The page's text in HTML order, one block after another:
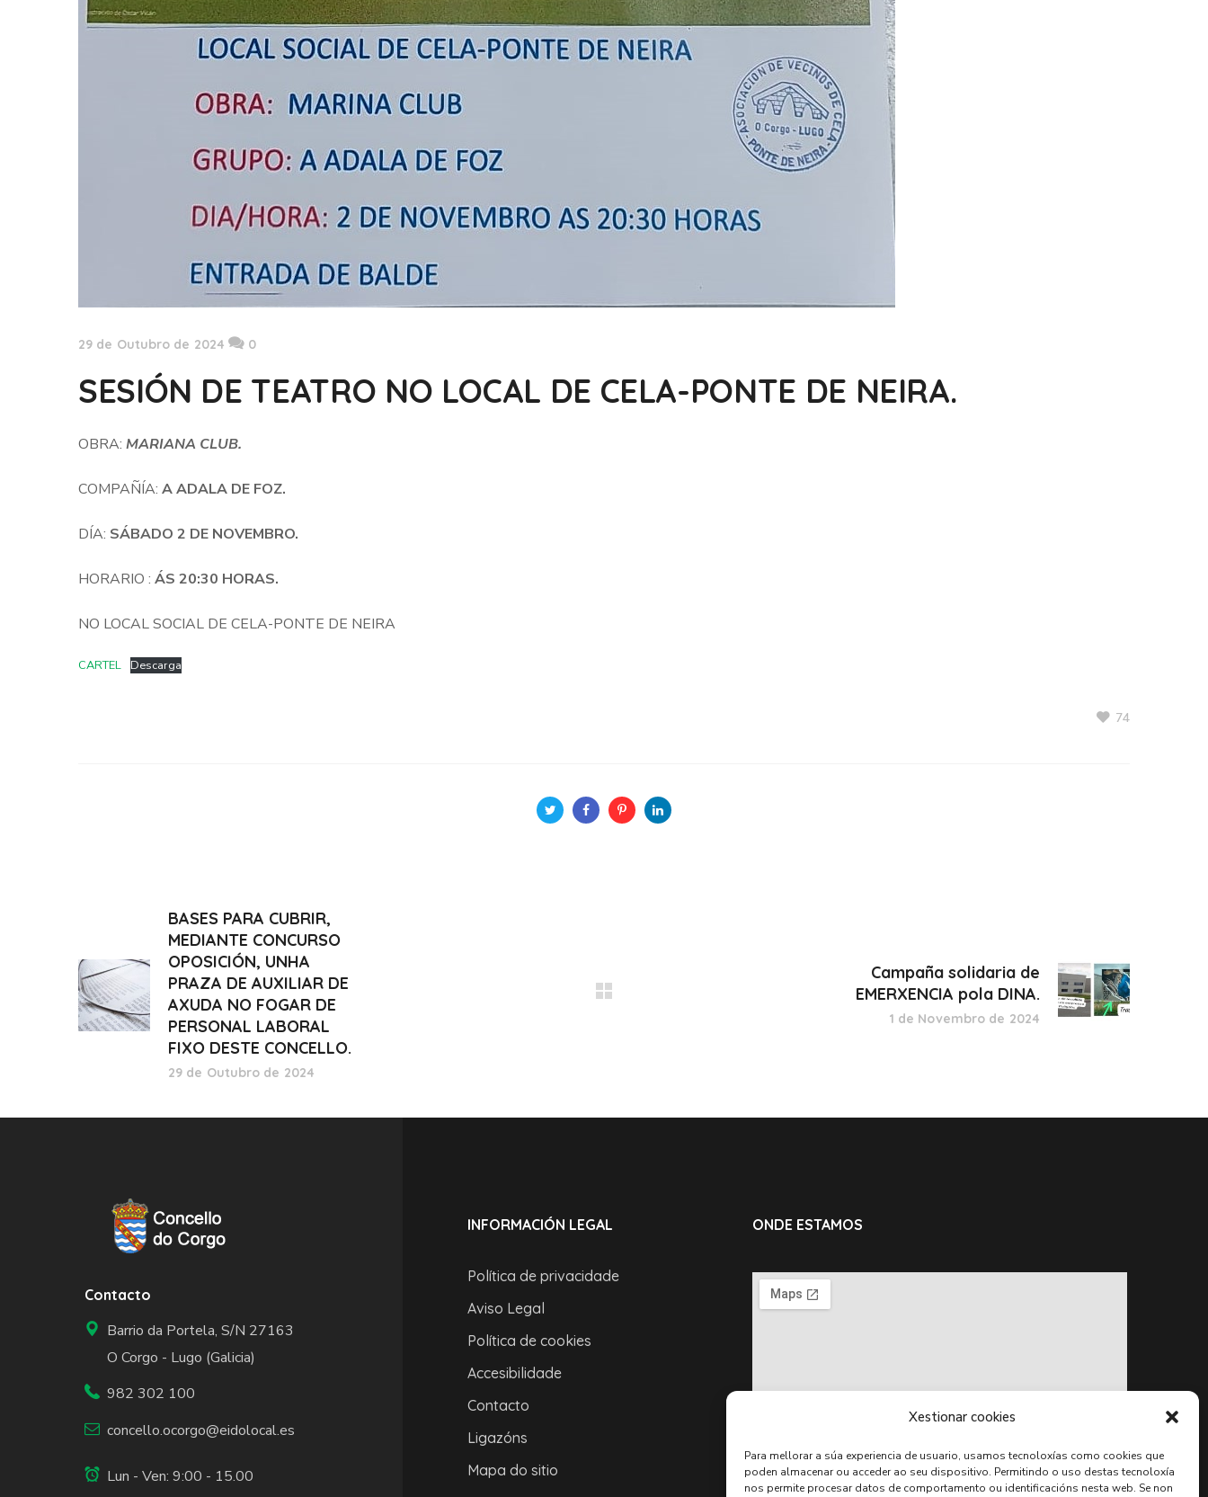
Xestionar cookies
Para mellorar a súa experiencia de usuario, usamos tecnoloxías como cookies que
poden almacenar ou acceder ao seu dispositivo. Permitindo o uso destas tecnoloxía
nos permite procesar datos de comportamento ou identificacións nesta web. Se non
29 de Outubro de 2024 0
SESIÓN DE TEATRO NO LOCAL DE CELA-PONTE DE NEIRA.
OBRA: MARIANA CLUB.
COMPAÑÍA: A ADALA DE FOZ.
DÍA: SÁBADO 2 DE NOVEMBRO.
HORARIO : ÁS 20:30 HORAS.
NO LOCAL SOCIAL DE CELA-PONTE DE NEIRA
CARTEL Descarga
74
BASES PARA CUBRIR,
MEDIANTE CONCURSO
OPOSICIÓN, UNHA
PRAZA DE AUXILIAR DE
AXUDA NO FOGAR DE
PERSONAL LABORAL
FIXO DESTE CONCELLO.
29 de Outubro de 2024
Campaña solidaria de
EMERXENCIA pola DINA.
1 de Novembro de 2024
Contacto
Barrio da Portela, S/N 27163
O Corgo - Lugo (Galicia)
982 302 100
concello.ocorgo@eidolocal.es
Lun - Ven: 9:00 - 15.00
INFORMACIÓN LEGAL
Política de privacidade
Aviso Legal
Política de cookies
Accesibilidade
Contacto
Ligazóns
Mapa do sitio
ONDE ESTAMOS